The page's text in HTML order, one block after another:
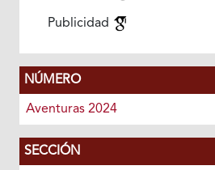
Publicidad
NÚMERO
Aventuras 2024
SECCIÓN